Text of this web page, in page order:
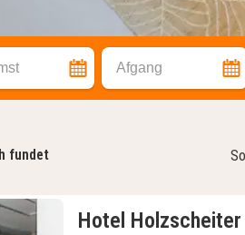
Afgang
fundet
Hotel Holzscheiter